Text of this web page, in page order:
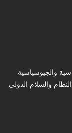
والجیوسیاسیة
والسلام الدولي